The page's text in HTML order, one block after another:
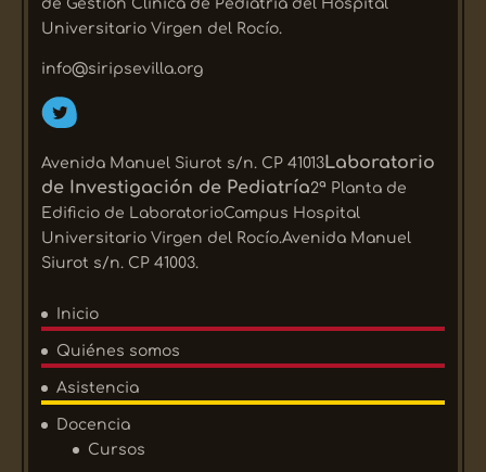
de Gestión Clínica de Pediatría del Hospital
Universitario Virgen del Rocío.
info@siripsevilla.org
Avenida Manuel Siurot s/n. CP 41013Laboratorio
de Investigación de Pediatría2ª Planta de
Edificio de LaboratorioCampus Hospital
Universitario Virgen del Rocío.Avenida Manuel
Siurot s/n. CP 41003.
Inicio
Quiénes somos
Asistencia
Docencia
Cursos